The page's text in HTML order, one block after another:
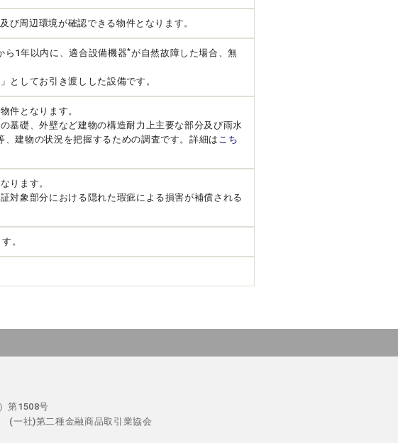
周辺環境が確認できる物件となります。
ら1年以内に、適合設備機器*が自然故障した場合、無
としてお引き渡しした設備です。
件となります。
基礎、外壁など建物の構造耐力上主要な部分及び雨水
建物の状況を把握するための調査です。詳細は こち
ります。
対象部分における隠れた瑕疵による損害が補償される
。
第1508号
(一社)第二種金融商品取引業協会